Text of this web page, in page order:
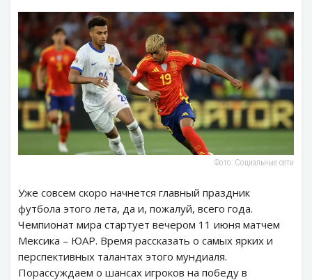
Фото: Социальные сети
Уже совсем скоро начнется главный праздник
футбола этого лета, да и, пожалуй, всего года.
Чемпионат мира стартует вечером 11 июня матчем
Мексика – ЮАР. Время рассказать о самых ярких и
перспективных талантах этого мундиаля.
Порассуждаем о шансах игроков на победу в